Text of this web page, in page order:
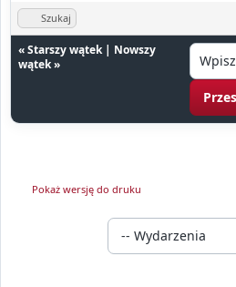
Szukaj
«Starszy wątek| Nowszy
wątek»
Pokaż wersję do druku